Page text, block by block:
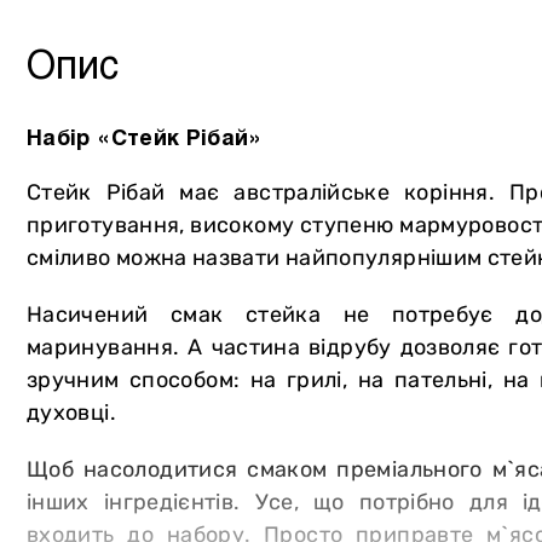
Опис
Набір «Стейк Рібай»
Стейк Рібай має австралійське коріння.
приготування, високому ступеню
сміливо можна назвати найпопулярнішим
Насичений смак стейка не потребує
маринування. А частина відрубу дозволяє
зручним способом: на грилі, на пательні, на
духовці.
Щоб насолодитися смаком преміального
інших інгредієнтів. Усе, що потрібно для
входить до набору. Просто приправте